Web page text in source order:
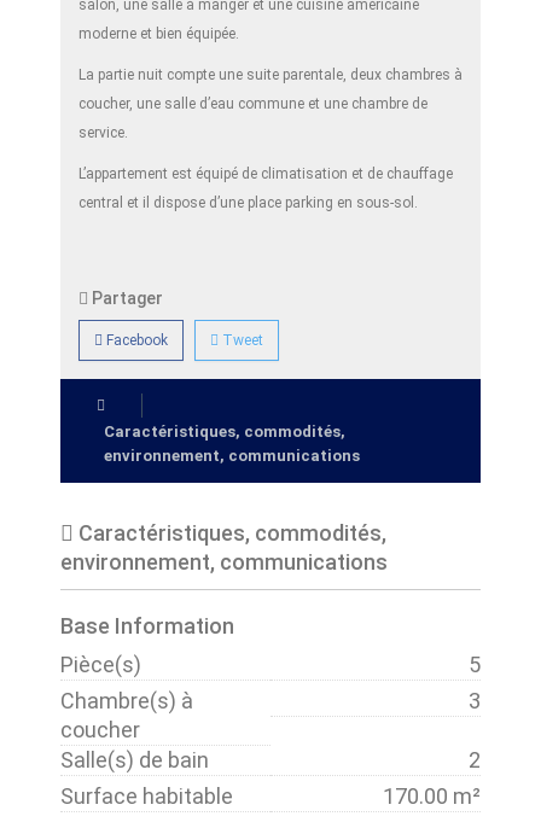
salon, une salle à manger et une cuisine américaine
moderne et bien équipée.
La partie nuit compte une suite parentale, deux chambres à
coucher, une salle d’eau commune et une chambre de
service.
L’appartement est équipé de climatisation et de chauffage
central et il dispose d’une place parking en sous-sol.
Partager
Facebook Tweet
Caractéristiques, commodités,
environnement, communications
Caractéristiques, commodités,
environnement, communications
Base Information
Pièce(s)
5
Chambre(s) à
coucher
3
Salle(s) de bain
2
Surface habitable
170.00 m²